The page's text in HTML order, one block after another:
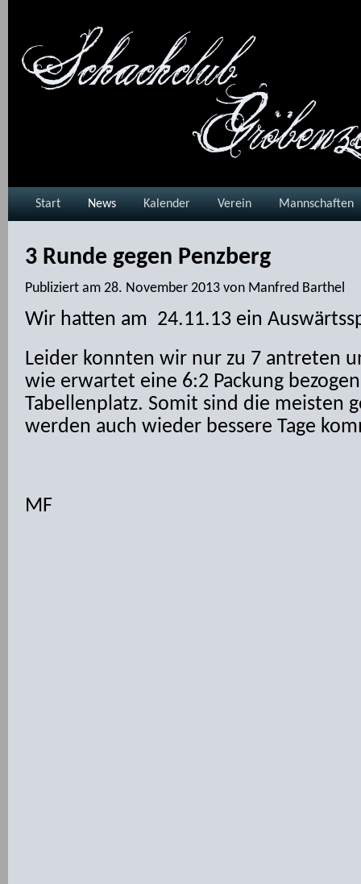
Start News Kalender Verein Mannschaften
3 Runde gegen Penzberg
Publiziert am 28. November 2013 von Manfred Barthel
Wir hatten am 24.11.13 ein
Leider konnten wir nur zu 7 antreten
wie erwartet eine 6:2 Packung
Tabellenplatz. Somit sind die meisten
werden auch wieder bessere Tage
MF